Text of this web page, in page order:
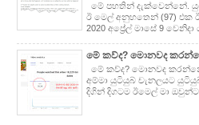
මේ පහතින් දැක්වෙන්නේ.
ඊ මෙල් අනුහතෙන් (97) එක
2020 අප්‍රේල් මාසේ 9 වෙනිදා
මේ කව්ද? මොනවද
මේ කව්ද? මොනවද
අම්මා යුටියුබ් චැනලයට
දිගින් දිගටම ඊමෙල් මා ඔවුන්ට